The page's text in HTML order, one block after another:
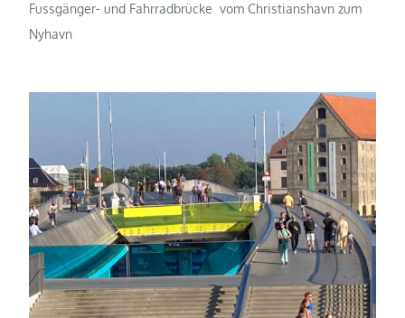
Fussgänger- und Fahrradbrücke vom Christianshavn zum
Nyhavn